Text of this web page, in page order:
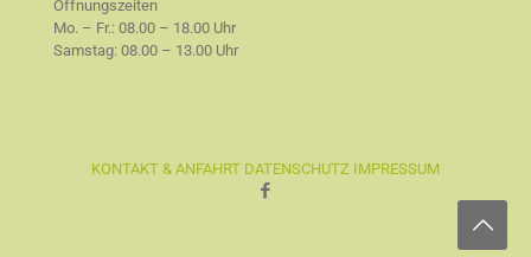
Öffnungszeiten
Mo. – Fr.: 08.00 – 18.00 Uhr
Samstag: 08.00 – 13.00 Uhr
KONTAKT & ANFAHRT DATENSCHUTZ IMPRESSUM